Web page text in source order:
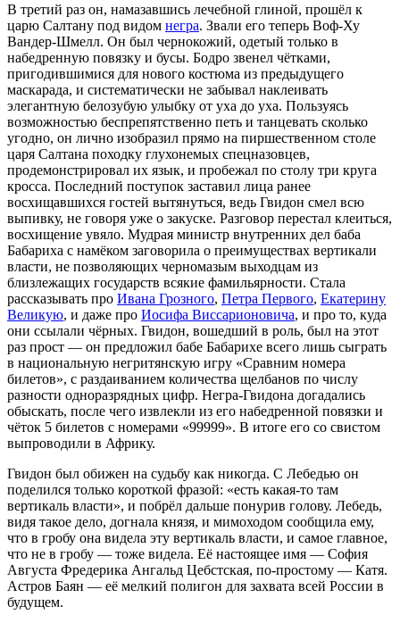
В третий раз он, намазавшись лечебной глиной, прошёл к
царю Салтану под видом негра. Звали его теперь Воф-Ху
Вандер-Шмелл. Он был чернокожий, одетый только в
набедренную повязку и бусы. Бодро звенел чётками,
пригодившимися для нового костюма из предыдущего
маскарада, и систематически не забывал наклеивать
элегантную белозубую улыбку от уха до уха. Пользуясь
возможностью беспрепятственно петь и танцевать сколько
угодно, он лично изобразил прямо на пиршественном столе
царя Салтана походку глухонемых спецназовцев,
продемонстрировал их язык, и пробежал по столу три круга
кросса. Последний поступок заставил лица ранее
восхищавшихся гостей вытянуться, ведь Гвидон смел всю
выпивку, не говоря уже о закуске. Разговор перестал клеиться,
восхищение увяло. Мудрая министр внутренних дел баба
Бабариха с намёком заговорила о преимуществах вертикали
власти, не позволяющих черномазым выходцам из
близлежащих государств всякие фамильярности. Стала
рассказывать про Ивана Грозного, Петра Первого, Екатерину
Великую, и даже про Иосифа Виссарионовича, и про то, куда
они ссылали чёрных. Гвидон, вошедший в роль, был на этот
раз прост — он предложил бабе Бабарихе всего лишь сыграть
в национальную негритянскую игру «Сравним номера
билетов», с раздаиванием количества щелбанов по числу
разности одноразрядных цифр. Негра-Гвидона догадались
обыскать, после чего извлекли из его набедренной повязки и
чёток 5 билетов с номерами «99999». В итоге его со свистом
выпроводили в Африку.
Гвидон был обижен на судьбу как никогда. С Лебедью он
поделился только короткой фразой: «есть какая-то там
вертикаль власти», и побрёл дальше понурив голову. Лебедь,
видя такое дело, догнала князя, и мимоходом сообщила ему,
что в гробу она видела эту вертикаль власти, и самое главное,
что не в гробу — тоже видела. Её настоящее имя — София
Августа Фредерика Ангальд Цебстская, по-простому — Катя.
Астров Баян — её мелкий полигон для захвата всей России в
будущем.